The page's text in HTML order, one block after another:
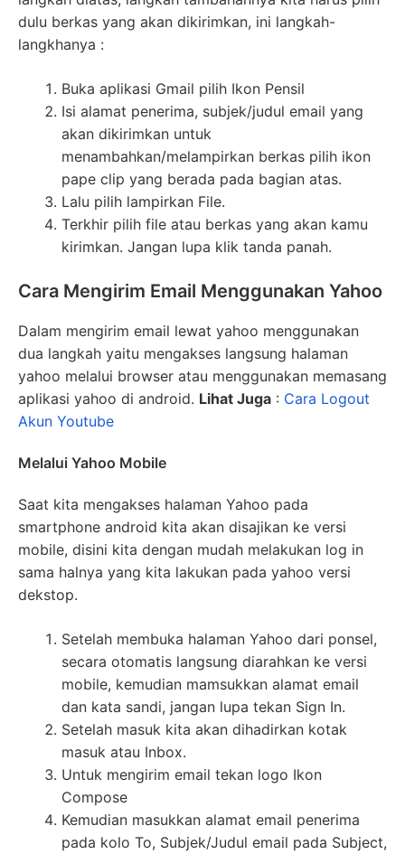
dulu berkas yang akan dikirimkan, ini langkah-
langkhanya :
Buka aplikasi Gmail pilih Ikon Pensil
Isi alamat penerima, subjek/judul email yang
akan dikirimkan untuk
menambahkan/melampirkan berkas pilih ikon
pape clip yang berada pada bagian atas.
Lalu pilih lampirkan File.
Terkhir pilih file atau berkas yang akan kamu
kirimkan. Jangan lupa klik tanda panah.
Cara Mengirim Email Menggunakan Yahoo
Dalam mengirim email lewat yahoo menggunakan
dua langkah yaitu mengakses langsung halaman
yahoo melalui browser atau menggunakan memasang
aplikasi yahoo di android. Lihat Juga : Cara Logout
Akun Youtube
Melalui Yahoo Mobile
Saat kita mengakses halaman Yahoo pada
smartphone android kita akan disajikan ke versi
mobile, disini kita dengan mudah melakukan log in
sama halnya yang kita lakukan pada yahoo versi
dekstop.
Setelah membuka halaman Yahoo dari ponsel,
secara otomatis langsung diarahkan ke versi
mobile, kemudian mamsukkan alamat email
dan kata sandi, jangan lupa tekan Sign In.
Setelah masuk kita akan dihadirkan kotak
masuk atau Inbox.
Untuk mengirim email tekan logo Ikon
Compose
Kemudian masukkan alamat email penerima
pada kolo To, Subjek/Judul email pada Subject,